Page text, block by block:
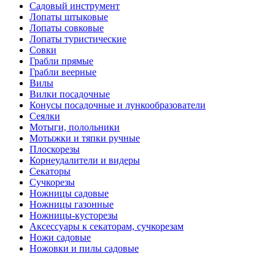
Садовый инструмент
Лопаты штыковые
Лопаты совковые
Лопаты туристические
Совки
Грабли прямые
Грабли веерные
Вилы
Вилки посадочные
Конусы посадочные и лункообразователи
Сеялки
Мотыги, полольники
Мотыжки и тяпки ручные
Плоскорезы
Корнеудалители и видеры
Секаторы
Сучкорезы
Ножницы садовые
Ножницы газонные
Ножницы-кусторезы
Аксессуары к секаторам, сучкорезам
Ножи садовые
Ножовки и пилы садовые